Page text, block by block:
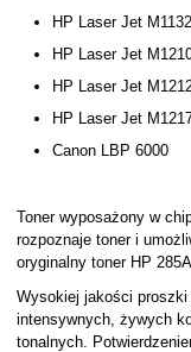
HP Laser Jet
HP Laser Jet
HP Laser Jet
HP Laser Jet
Canon LBP 6000
Toner wyposażony w
rozpoznaje toner i
oryginalny toner HP
Wysokiej jakości proszki
intensywnych, żywych
tonalnych.